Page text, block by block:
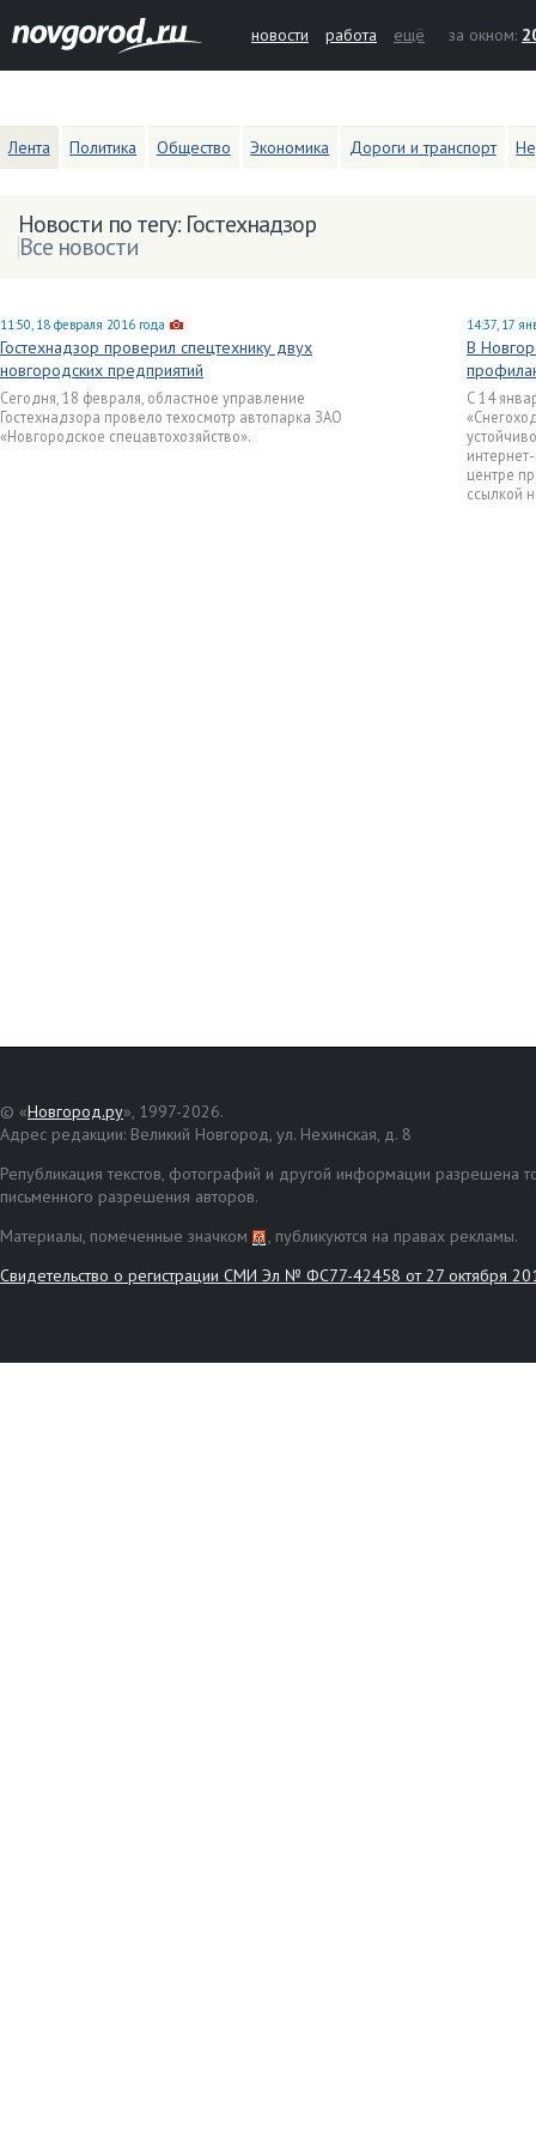
новости работа ещё за окном:
Лента Политика Общество Экономика Дороги и транспорт
Новости по тегу: Гостехнадзор
Все новости
11:50, 18 февраля 2016 года
Гостехнадзор проверил спецтехнику двух
новгородских предприятий
Сегодня, 18 февраля, областное управление
Гостехнадзора провело техосмотр автопарка ЗАО
«Новгородское спецавтохозяйство».
14:37, 17
В
С 14
центре
ссылкой
© «Новгород.ру», 1997-2026.
Адрес редакции: Великий Новгород, ул. Нехинская, д. 8
Републикация текстов, фотографий и другой информации разрешена
письменного разрешения авторов.
Материалы, помеченные значком
, публикуются на правах рекламы.
Свидетельство о регистрации СМИ Эл № ФС77-42458 от 27 октября